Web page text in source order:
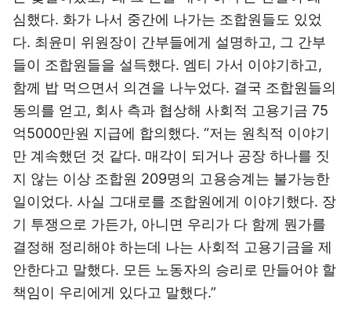
심했다. 화가 나서 중간에 나가는 조합원들도 있었
다. 최윤미 위원장이 간부들에게 설명하고, 그 간부
들이 조합원들을 설득했다. 엠티 가서 이야기하고,
함께 밥 먹으면서 의견을 나누었다. 결국 조합원들의
동의를 얻고, 회사 측과 협상해 사회적 고용기금 75
억5000만원 지급에 합의했다. “저는 원칙적 이야기
만 계속했던 것 같다. 매각이 되거나 공장 하나를 짓
지 않는 이상 조합원 209명의 고용승계는 불가능한
일이었다. 사실 그대로를 조합원에게 이야기했다. 장
기 투쟁으로 가든가, 아니면 우리가 다 함께 뭔가를
결정해 정리해야 하는데 나는 사회적 고용기금을 제
안한다고 말했다. 모든 노동자의 승리로 만들어야 할
책임이 우리에게 있다고 말했다.”